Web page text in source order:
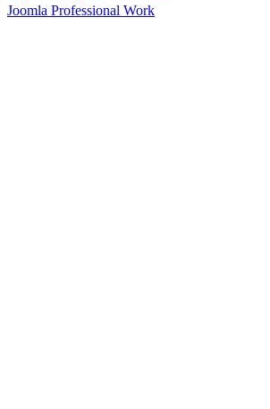
Joomla Professional Work